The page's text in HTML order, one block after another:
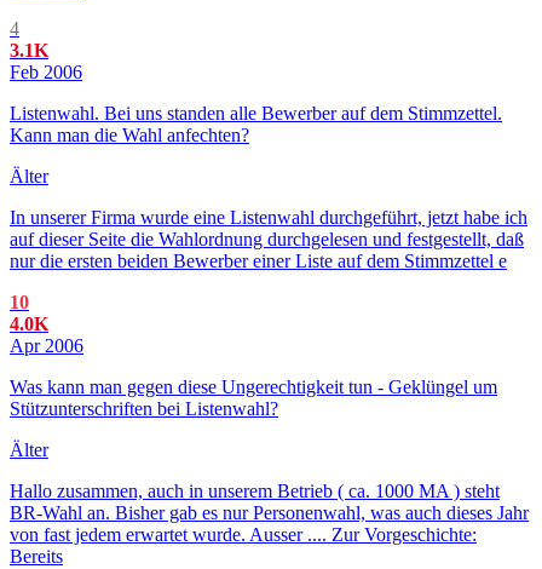
4
3.1K
Feb 2006
Listenwahl. Bei uns standen alle Bewerber auf dem Stimmzettel.
Kann man die Wahl anfechten?
Älter
In unserer Firma wurde eine Listenwahl durchgeführt, jetzt habe ich
auf dieser Seite die Wahlordnung durchgelesen und festgestellt, daß
nur die ersten beiden Bewerber einer Liste auf dem Stimmzettel e
10
4.0K
Apr 2006
Was kann man gegen diese Ungerechtigkeit tun - Geklüngel um
Stützunterschriften bei Listenwahl?
Älter
Hallo zusammen, auch in unserem Betrieb ( ca. 1000 MA ) steht
BR-Wahl an. Bisher gab es nur Personenwahl, was auch dieses Jahr
von fast jedem erwartet wurde. Ausser .... Zur Vorgeschichte:
Bereits